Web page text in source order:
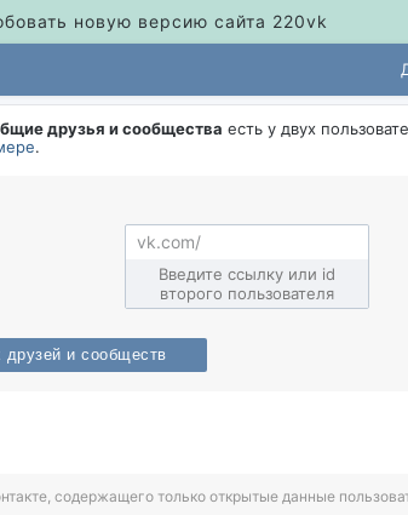
новую версию сайта 220vk
друзья и сообщества есть у двух
.
едите ссылку или id
торого пользователя
друзей и сообщест
содержащего только открытые данные